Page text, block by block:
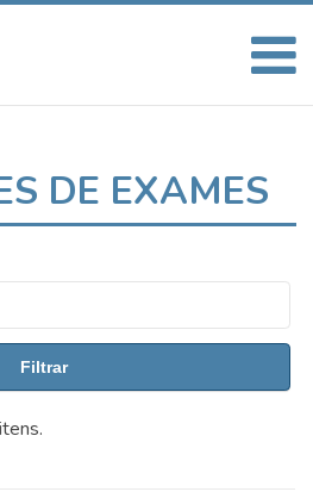
DE EXAMES
Filtrar
itens.